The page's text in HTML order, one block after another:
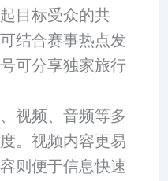
目标受众的共
结合赛事热点发
可分享独家旅行
视频、音频等多
。视频内容更易
则便于信息快速